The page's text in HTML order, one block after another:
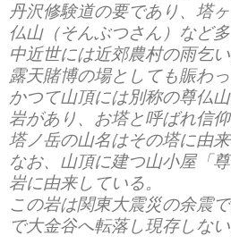
丹沢修験道の要であり、塔
仏山（そんぶつさん）など
中近世には近郊農村の雨乞
露天賭博の場としても賑わっ
かつて山頂には別称の尊仏
岩があり、お塔と呼ばれ信仰
塔ノ岳の山名はその塔に由来
なお、山頂に建つ山小屋「
岩に由来している。
この岩は関東大震災の余震
で大金谷へ転落し現存しない